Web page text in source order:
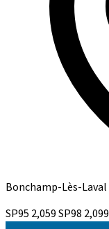
Bonchamp-Lès-Laval
SP95 2,059SP98 2,099